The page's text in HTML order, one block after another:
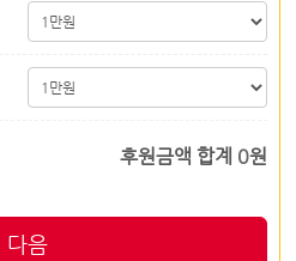
후원금액 합계 0원
다음